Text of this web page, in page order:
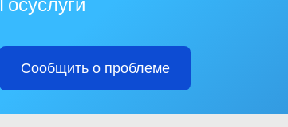
Сообщить о проблеме